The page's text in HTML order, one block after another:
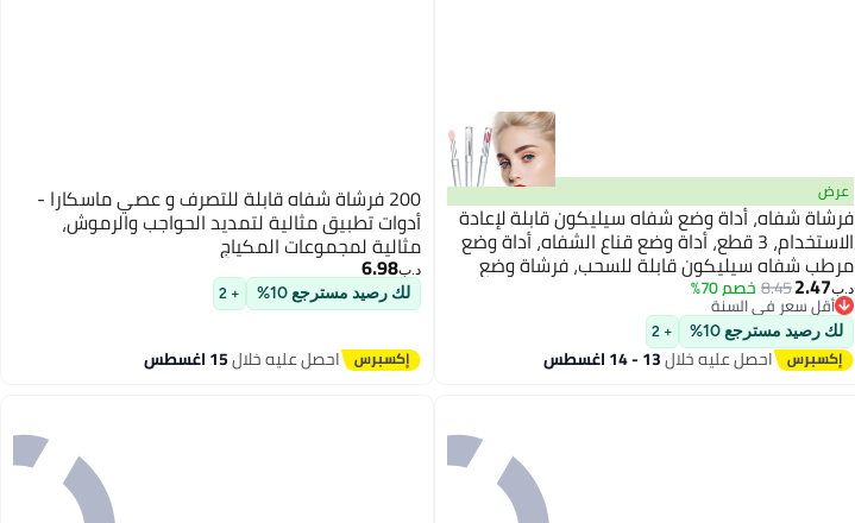
عرض
فرشاة شفاه، أداة وضع شفاه سيليكون قابلة لإعادة
الاستخدام، 3 قطع، أداة وضع قناع الشفاه، أداة وضع
مرطب شفاه سيليكون قابلة للسحب، فرشاة وضع
ظلال العيون ومقشر الشفاه، أدوات وضع للاستخدام
مرة واحدة
د.ب‏2.47
8.45خصم 70%
أقل سعر في السنة
أقل سعر في السنة
لك رصيد مسترجع 10% + 2
احصل عليه خلال13 - 14 اغسطس
200 فرشاة شفاه قابلة للتصرف و عصي ماسكارا -
أدوات تطبيق مثالية لتمديد الحواجب والرموش،
مثالية لمجموعات المكياج
د.ب‏6.98
لك رصيد مسترجع 10% + 2
احصل عليه خلال15 اغسطس